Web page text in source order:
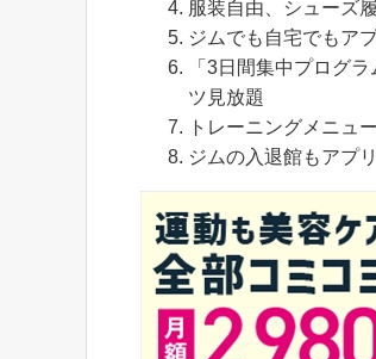
服装自由、シューズ
ジムでも自宅でもア
「3日間集中プログ
ツ見放題
トレーニングメニュ
ジムの入退館もアプ